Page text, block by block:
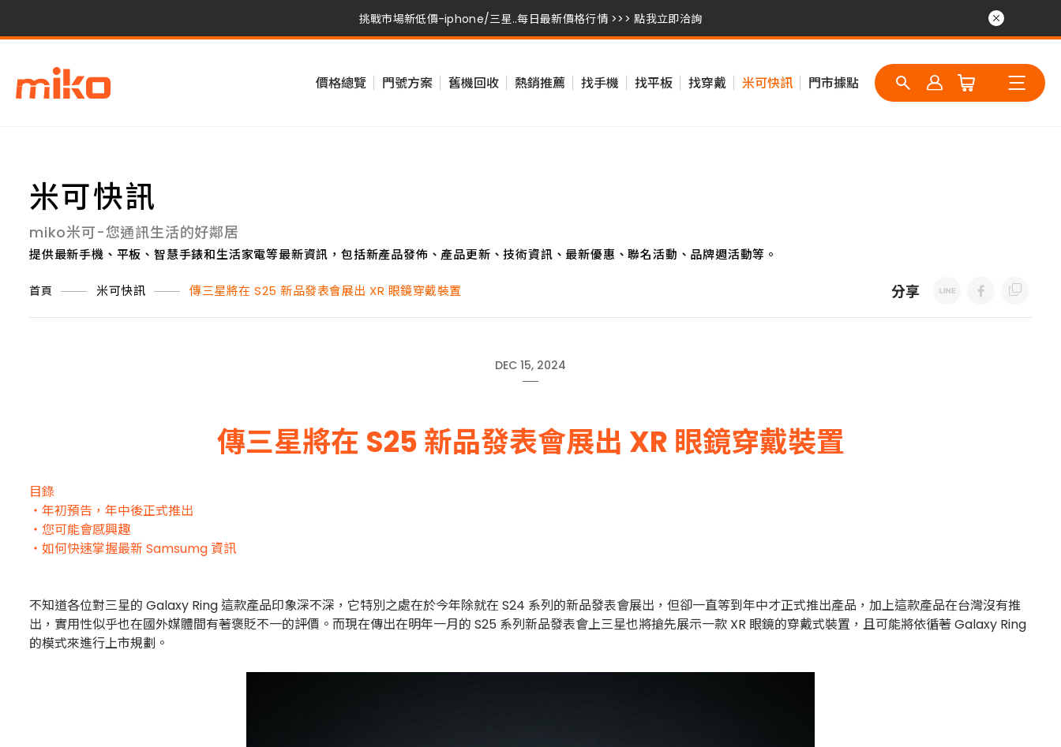
挑戰市場新低價-iphone/三星..每日最新價格行情 >>> 點我立即洽詢
挑戰市場新低價-iphone/三星..每日最新價格行情 >>> 點我立即洽詢
價格總覽 門號方案 舊機回收 熱銷推薦 找手機 找平板 找穿戴 米可快訊 門市據點
米可快訊
miko米可-您通訊生活的好鄰居
提供最新手機、平板、智慧手錶和生活家電等最新資訊，包括新產品發佈、產品更新、技術資訊、最新優惠、聯名活動、品牌週活動等。
首頁 米可快訊 傳三星將在 S25 新品發表會展出 XR 眼鏡穿戴裝置 分享
DEC 15, 2024
傳三星將在 S25 新品發表會展出 XR 眼鏡穿戴裝置
目錄
・年初預告，年中後正式推出
・您可能會感興趣
・如何快速掌握最新 Samsumg 資訊
不知道各位對三星的 Galaxy Ring 這款產品印象深不深，它特別之處在於今年除就在 S24 系列的新品發表會展出，但卻一直等到年中才正式推出產品，加上這款產品在台灣沒有推
出，實用性似乎也在國外媒體間有著褒貶不一的評價。而現在傳出在明年一月的 S25 系列新品發表會上三星也將搶先展示一款 XR 眼鏡的穿戴式裝置，且可能將依循著 Galaxy Ring
的模式來進行上市規劃。